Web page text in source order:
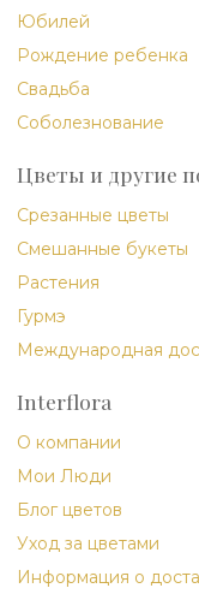
Юбилей
Рождение ребенка
Свадьба
Соболезнование
Цветы и другие
Срезанные цветы
Смешанные букеты
Растения
Гурмэ
Международная
Interflora
О компании
Мои Люди
Блог цветов
Уход за цветами
Информация о